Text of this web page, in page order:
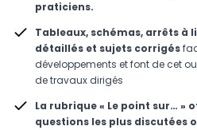
praticiens.
Tableaux, schémas, arrêts à
détaillés et sujets corrigés
développements et font de cet
de travaux dirigés
La rubrique « Le point sur… »
questions les plus discutées